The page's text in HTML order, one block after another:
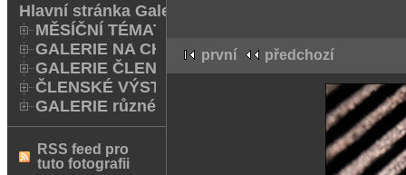
Hlavní stránka Galerie
MĚSÍČNÍ TÉMATA
GALERIE NA CHODNÍKU
GALERIE ČLENŮ
ČLENSKÉ VÝSTAVY A FOTO Q
GALERIE různé
RSS feed pro
tuto fotografii
první předchozí